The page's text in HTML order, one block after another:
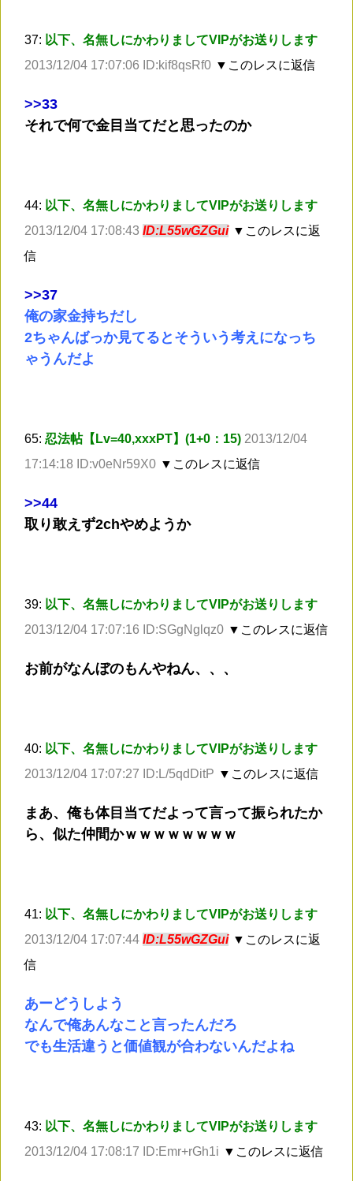
37: 以下、名無しにかわりましてVIPがお送りします
2013/12/04 17:07:06 ID:kif8qsRf0 ▼このレスに返信
>>33
それで何で金目当てだと思ったのか
44: 以下、名無しにかわりましてVIPがお送りします
2013/12/04 17:08:43 ID:L55wGZGui ▼このレスに返
信
>>37
俺の家金持ちだし
2ちゃんばっか見てるとそういう考えになっち
ゃうんだよ
65: 忍法帖【Lv=40,xxxPT】(1+0：15) 2013/12/04
17:14:18 ID:v0eNr59X0 ▼このレスに返信
>>44
取り敢えず2chやめようか
39: 以下、名無しにかわりましてVIPがお送りします
2013/12/04 17:07:16 ID:SGgNglqz0 ▼このレスに返信
お前がなんぼのもんやねん、、、
40: 以下、名無しにかわりましてVIPがお送りします
2013/12/04 17:07:27 ID:L/5qdDitP ▼このレスに返信
まあ、俺も体目当てだよって言って振られたか
ら、似た仲間かｗｗｗｗｗｗｗｗ
41: 以下、名無しにかわりましてVIPがお送りします
2013/12/04 17:07:44 ID:L55wGZGui ▼このレスに返
信
あーどうしよう
なんで俺あんなこと言ったんだろ
でも生活違うと価値観が合わないんだよね
43: 以下、名無しにかわりましてVIPがお送りします
2013/12/04 17:08:17 ID:Emr+rGh1i ▼このレスに返信